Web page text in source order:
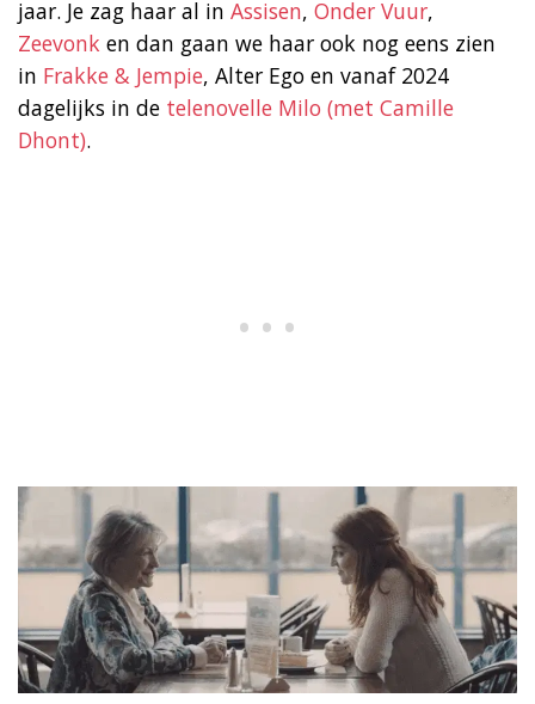
jaar. Je zag haar al in Assisen, Onder Vuur,
Zeevonk en dan gaan we haar ook nog eens zien
in Frakke & Jempie, Alter Ego en vanaf 2024
dagelijks in de telenovelle Milo (met Camille
Dhont).